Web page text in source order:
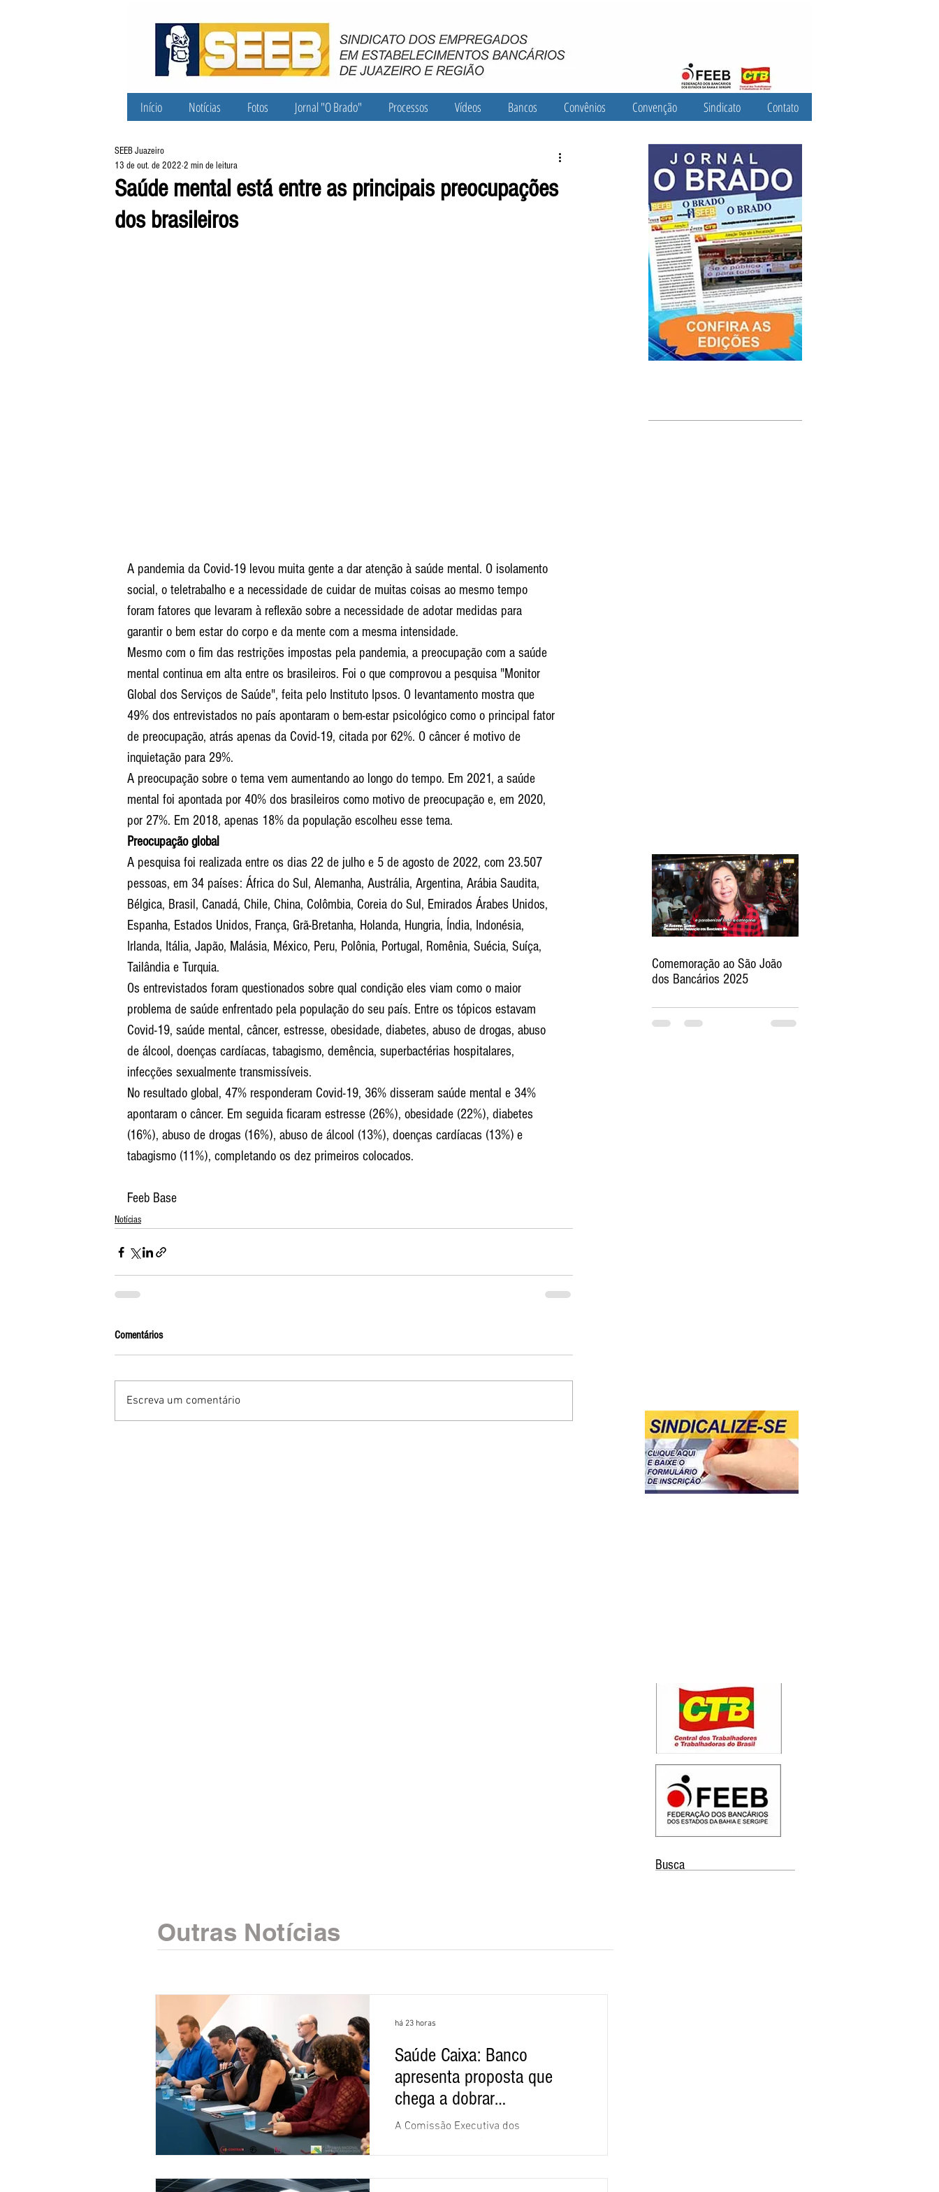
Início Notícias Fotos Jornal "O Brado" Processos Vídeos Bancos Convênios Convenção Sindicato Contato
Saúde mental está entre as principais preocupações
dos brasileiros
SEEB Juazeiro
13 de out. de 2022 2 min de leitura
A pandemia da Covid-19 levou muita gente a dar atenção à saúde mental. O isolamento
social, o teletrabalho e a necessidade de cuidar de muitas coisas ao mesmo tempo
foram fatores que levaram à reflexão sobre a necessidade de adotar medidas para
garantir o bem estar do corpo e da mente com a mesma intensidade.
Mesmo com o fim das restrições impostas pela pandemia, a preocupação com a saúde
mental continua em alta entre os brasileiros. Foi o que comprovou a pesquisa "Monitor
Global dos Serviços de Saúde", feita pelo Instituto Ipsos. O levantamento mostra que
49% dos entrevistados no país apontaram o bem-estar psicológico como o principal fator
de preocupação, atrás apenas da Covid-19, citada por 62%. O câncer é motivo de
inquietação para 29%.
A preocupação sobre o tema vem aumentando ao longo do tempo. Em 2021, a saúde
mental foi apontada por 40% dos brasileiros como motivo de preocupação e, em 2020,
por 27%. Em 2018, apenas 18% da população escolheu esse tema.
Preocupação global
A pesquisa foi realizada entre os dias 22 de julho e 5 de agosto de 2022, com 23.507
pessoas, em 34 países: África do Sul, Alemanha, Austrália, Argentina, Arábia Saudita,
Bélgica, Brasil, Canadá, Chile, China, Colômbia, Coreia do Sul, Emirados Árabes Unidos,
Espanha, Estados Unidos, França, Grã-Bretanha, Holanda, Hungria, Índia, Indonésia,
Irlanda, Itália, Japão, Malásia, México, Peru, Polônia, Portugal, Romênia, Suécia, Suíça,
Tailândia e Turquia.
Os entrevistados foram questionados sobre qual condição eles viam como o maior
problema de saúde enfrentado pela população do seu país. Entre os tópicos estavam
Covid-19, saúde mental, câncer, estresse, obesidade, diabetes, abuso de drogas, abuso
de álcool, doenças cardíacas, tabagismo, demência, superbactérias hospitalares,
infecções sexualmente transmissíveis.
No resultado global, 47% responderam Covid-19, 36% disseram saúde mental e 34%
apontaram o câncer. Em seguida ficaram estresse (26%), obesidade (22%), diabetes
(16%), abuso de drogas (16%), abuso de álcool (13%), doenças cardíacas (13%) e
tabagismo (11%), completando os dez primeiros colocados.
Feeb Base
Notícias
Comentários
Escreva um comentário
Comemoração ao São João
dos Bancários 2025
Busca
Outras Notícias
Saúde Caixa: Banco
apresenta proposta que
chega a dobrar
mensalidade
A Comissão Executiva dos
recusou a proposta apresentada pelo
banco para o custeio do Saúde Caixa,
há 23 horas